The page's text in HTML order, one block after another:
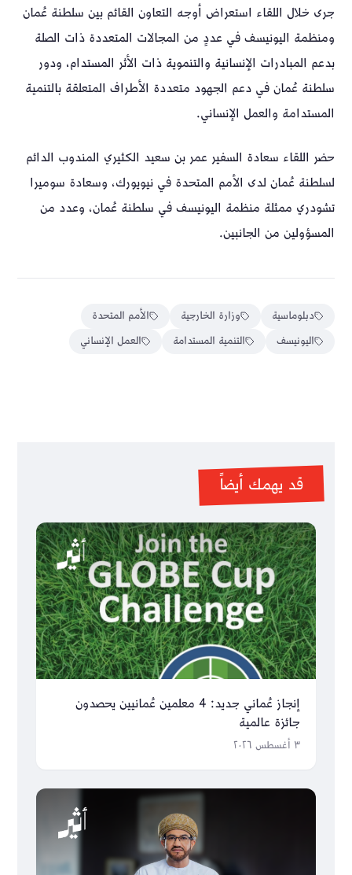
جرى خلال اللقاء استعراض أوجه التعاون القائم بين سلطنة عُمان
ومنظمة اليونيسف في عددٍ من المجالات المتعددة ذات الصلة
بدعم المبادرات الإنسانية والتنموية ذات الأثر المستدام، ودور
سلطنة عُمان في دعم الجهود متعددة الأطراف المتعلقة بالتنمية
المستدامة والعمل الإنساني.
حضر اللقاء سعادة السفير عمر بن سعيد الكثيري المندوب الدائم
لسلطنة عُمان لدى الأمم المتحدة في نيويورك، وسعادة سوميرا
تشودري ممثلة منظمة اليونيسف في سلطنة عُمان، وعدد من
المسؤولين من الجانبين.
دبلوماسية وزارة الخارجية
الأمم المتحدة
اليونيسف
التنمية المستدامة العمل الإنساني
قد يهمك أيضاً
إنجاز عُماني جديد: 4 معلمين عُمانيين يحصدون
جائزة عالمية
٣ أغسطس ٢٠٢٦